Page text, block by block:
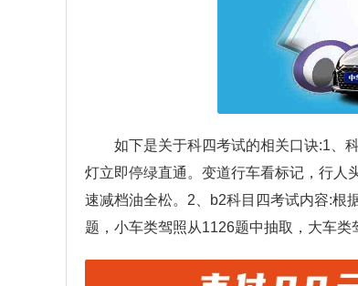
如下是关于科四考试的相关口诀:1、
灯立即停绿直通。变道行车看标记，行人
速减档油全松。2、b2科目四考试内容:根
题，小车类驾照从1126题中抽取，大车类